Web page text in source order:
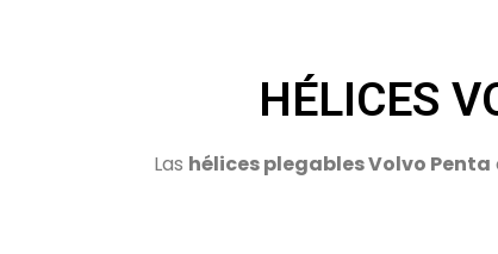
HÉLICES
Las hélices plegables Volvo Penta